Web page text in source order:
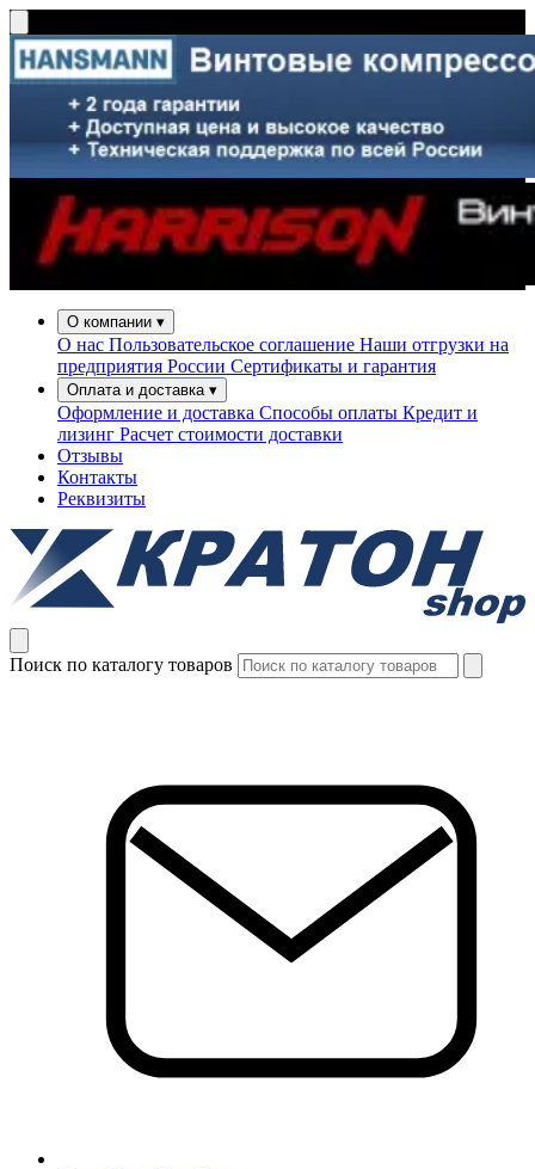
О компании ▾
О нас Пользовательское соглашение Наши отгрузки на
предприятия России Сертификаты и гарантия
Оплата и доставка ▾
Оформление и доставка Способы оплаты Кредит и
лизинг Расчет стоимости доставки
Отзывы
Контакты
Реквизиты
Поиск по каталогу товаров